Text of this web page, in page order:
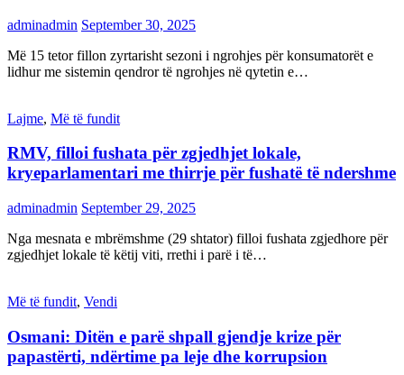
adminadmin September 30, 2025
Më 15 tetor fillon zyrtarisht sezoni i ngrohjes për konsumatorët e
lidhur me sistemin qendror të ngrohjes në qytetin e…
Lajme, Më të fundit
RMV, filloi fushata për zgjedhjet lokale,
kryeparlamentari me thirrje për fushatë të ndershme
adminadmin September 29, 2025
Nga mesnata e mbrëmshme (29 shtator) filloi fushata zgjedhore për
zgjedhjet lokale të këtij viti, rrethi i parë i të…
Më të fundit, Vendi
Osmani: Ditën e parë shpall gjendje krize për
papastërti, ndërtime pa leje dhe korrupsion